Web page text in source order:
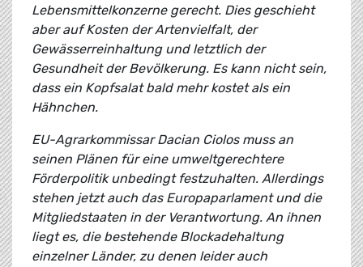
Lebensmittelkonzerne gerecht. Dies geschieht
aber auf Kosten der Artenvielfalt, der
Gewässerreinhaltung und letztlich der
Gesundheit der Bevölkerung. Es kann nicht sein,
dass ein Kopfsalat bald mehr kostet als ein
Hähnchen.
EU-Agrarkommissar Dacian Ciolos muss an
seinen Plänen für eine umweltgerechtere
Förderpolitik unbedingt festzuhalten. Allerdings
stehen jetzt auch das Europaparlament und die
Mitgliedstaaten in der Verantwortung. An ihnen
liegt es, die bestehende Blockadehaltung
einzelner Länder, zu denen leider auch